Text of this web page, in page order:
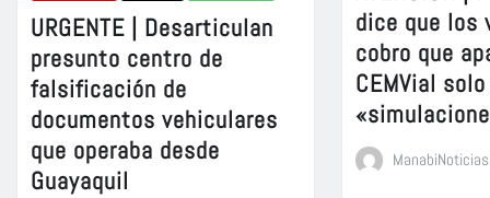
URGENTE | Desarticulan
presunto centro de
falsificación de
documentos vehiculares
que operaba desde
Guayaquil
dice que los
cobro que
CEMVial
ManabiNoticias